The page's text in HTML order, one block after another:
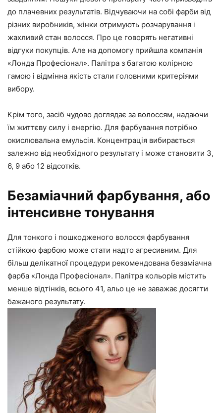
до плачевних результатів. Відчуваючи на собі фарби від
різних виробників, жінки отримують розчарування і
жахливий стан волосся. Про це говорять негативні
відгуки покупців. Але на допомогу прийшла компанія
«Лонда Професіонал». Палітра з багатою колірною
гамою і відмінна якість стали головними критеріями
вибору.
Крім того, засіб чудово доглядає за волоссям, надаючи
їм життєву силу і енергію. Для фарбування потрібно
окислювальна емульсія. Концентрація вибирається
залежно від необхідного результату і може становити 3,
6, 9 або 12 відсотків.
Безаміачний фарбування, або
інтенсивне тонування
Для тонкого і пошкодженого волосся фарбування
стійкою фарбою може стати надто агресивним. Для
більш делікатної процедури рекомендована безаміачна
фарба «Лонда Професіонал». Палітра кольорів містить
менше відтінків, всього 41, альо це не заважає досягти
бажаного результату.